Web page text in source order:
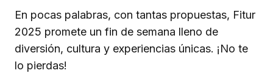
En pocas palabras, con tantas propuestas, Fitur
2025 promete un fin de semana lleno de
diversión, cultura y experiencias únicas. ¡No te
lo pierdas!